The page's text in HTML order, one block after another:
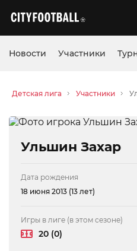
Новости Участники
Детская лига Участники
Ульшин Захар
Дата рождения
18 июня 2013 (13 лет)
Игры в лиге (в этом сезоне)
20 (0)